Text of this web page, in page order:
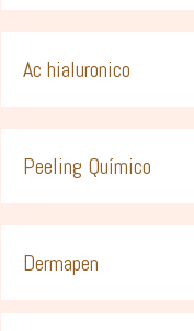
Ac hialuronico
Peeling Químico
Dermapen